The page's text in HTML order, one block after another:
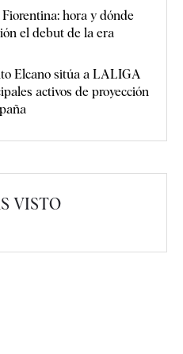
hora y dónde
el debut de la era
Elcano sitúa a LALIGA
activos de proyección
VISTO